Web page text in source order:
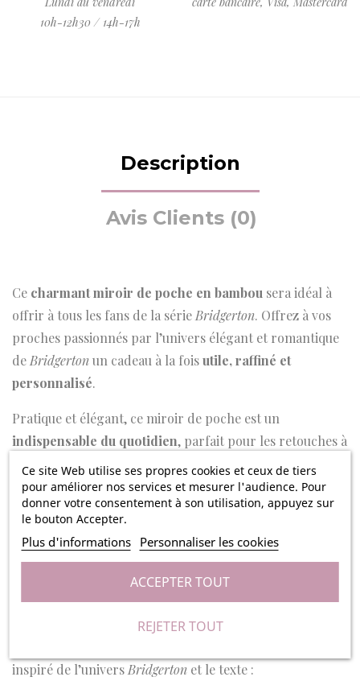
Ce site Web utilise ses propres cookies et ceux de tiers
pour améliorer nos services et mesurer l'audience. Pour
donner votre consentement à son utilisation, appuyez sur
le bouton Accepter.
Plus d'informations Personnaliser les cookies
REJETER TOUT
ACCEPTER TOUT
10h-12h30 / 14h-17h
Description
Avis Clients (0)
Ce charmant miroir de poche en bambou sera idéal à
offrir à tous les fans de la série Bridgerton. Offrez à vos
proches passionnés par l’univers élégant et romantique
de Bridgertonun cadeau à la foisutile, raffiné et
personnalisé.
Pratique et élégant, ce miroir de poche est un
indispensable du quotidien, parfait pour les retouches à
tout moment de la journée. Ce joli cadeau personnalisé
ravira à coup sûr vos proches.
En plus d’être joli et pratique, ce miroir est
car fabriqué enbambou, une matière naturelle et
durable.
Personnalisation unique dans l’esprit Lady
inspiré de l’univers Bridgerton et le texte :